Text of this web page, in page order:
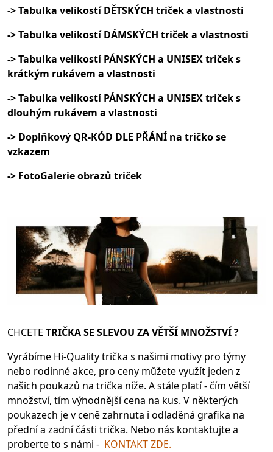
-> Tabulka velikostí DĚTSKÝCH triček a vlastnosti
-> Tabulka velikostí DÁMSKÝCH triček a vlastnosti
-> Tabulka velikostí PÁNSKÝCH a UNISEX triček s
krátkým rukávem a vlastnosti
-> Tabulka velikostí PÁNSKÝCH a UNISEX triček s
dlouhým rukávem a vlastnosti
-> Doplňkový QR-KÓD DLE PŘÁNÍ na tričko se
vzkazem
-> FotoGalerie obrazů triček
CHCETE TRIČKA SE SLEVOU ZA VĚTŠÍ MNOŽSTVÍ ?
Vyrábíme Hi-Quality trička s našimi motivy pro týmy
nebo rodinné akce, pro ceny můžete využít jeden z
našich poukazů na trička níže. A stále platí - čím větší
množství, tím výhodnější cena na kus. V některých
poukazech je v ceně zahrnuta i odladěná grafika na
přední a zadní části trička. Nebo nás kontaktujte a
proberte to s námi - KONTAKT ZDE.